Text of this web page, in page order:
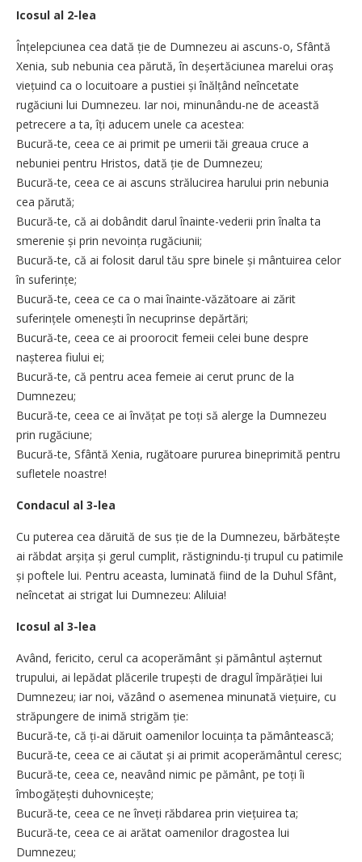
Icosul al 2-lea
Înțelepciunea cea dată ție de Dumnezeu ai ascuns-o, Sfântă
Xenia, sub nebunia cea părută, în deșertăciunea marelui oraș
viețuind ca o locuitoare a pustiei și înălțând neîncetate
rugăciuni lui Dumnezeu. Iar noi, minunându-ne de această
petrecere a ta, îți aducem unele ca acestea:
Bucură-te, ceea ce ai primit pe umerii tăi greaua cruce a
nebuniei pentru Hristos, dată ție de Dumnezeu;
Bucură-te, ceea ce ai ascuns strălucirea harului prin nebunia
cea părută;
Bucură-te, că ai dobândit darul înainte-vederii prin înalta ta
smerenie și prin nevoința rugăciunii;
Bucură-te, că ai folosit darul tău spre binele și mântuirea celor
în suferințe;
Bucură-te, ceea ce ca o mai înainte-văzătoare ai zărit
suferințele omenești în necuprinse depărtări;
Bucură-te, ceea ce ai proorocit femeii celei bune despre
nașterea fiului ei;
Bucură-te, că pentru acea femeie ai cerut prunc de la
Dumnezeu;
Bucură-te, ceea ce ai învățat pe toți să alerge la Dumnezeu
prin rugăciune;
Bucură-te, Sfântă Xenia, rugătoare pururea bineprimită pentru
sufletele noastre!
Condacul al 3-lea
Cu puterea cea dăruită de sus ție de la Dumnezeu, bărbătește
ai răbdat arșița și gerul cumplit, răstignindu-ți trupul cu patimile
și poftele lui. Pentru aceasta, luminată fiind de la Duhul Sfânt,
neîncetat ai strigat lui Dumnezeu: Aliluia!
Icosul al 3-lea
Având, fericito, cerul ca acoperământ și pământul așternut
trupului, ai lepădat plăcerile trupești de dragul împărăției lui
Dumnezeu; iar noi, văzând o asemenea minunată viețuire, cu
străpungere de inimă strigăm ție:
Bucură-te, că ți-ai dăruit oamenilor locuința ta pământească;
Bucură-te, ceea ce ai căutat și ai primit acoperământul ceresc;
Bucură-te, ceea ce, neavând nimic pe pământ, pe toți îi
îmbogățești duhovnicește;
Bucură-te, ceea ce ne înveți răbdarea prin viețuirea ta;
Bucură-te, ceea ce ai arătat oamenilor dragostea lui
Dumnezeu;